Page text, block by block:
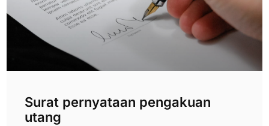
Surat pernyataan pengakuan
utang